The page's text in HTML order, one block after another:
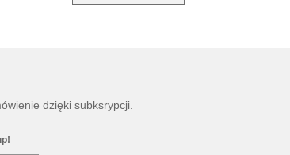
dzięki subksrypcji.